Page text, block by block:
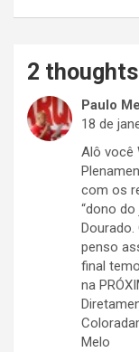
2 thoughts
Paulo
18 de
Alô você
com os
“dono
Dourado.
penso
final
na
Melo